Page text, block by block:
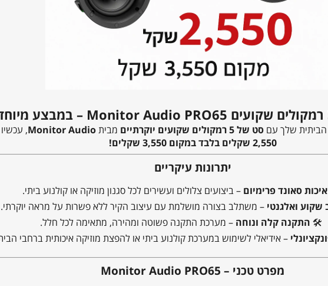
שלך עםסט של 5 רמקולים שקועים יוקרתיים מביתMonitor Audio
,
2,550 שקלים בלבד במקום 3,550 שקלים!
יתרונות עיקריים
איכות סאונד פרימיום – ביצועים צלולים ועשירים לכל סגנון מוזיקה או קולנוע ביתי.
שקוע ואלגנטי – משתלב בצורה מושלמת עם עיצוב הקיר ללא פשרות על מראה יוקרתי.
🛠️ התקנה קלה ונוחה – מערכת התקנה פשוטה ומהירה, מתאימה לכל חלל.
– אידיאלי לשימוש במערכת קולנוע ביתי או להפצת מוזיקה איכותית ברחבי
מפרט טכני – Monitor Audio PRO65